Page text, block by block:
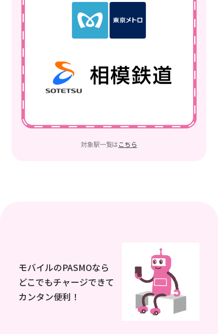
対象駅一覧はこちら
モバイルのPASMOなら
どこでもチャージできて
カンタン便利！